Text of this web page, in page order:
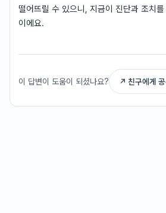
떨어뜨릴 수 있으니, 지금이 진단과 조치
이에요.
이 답변이 도움이 되셨나요? ↗ 친구에게